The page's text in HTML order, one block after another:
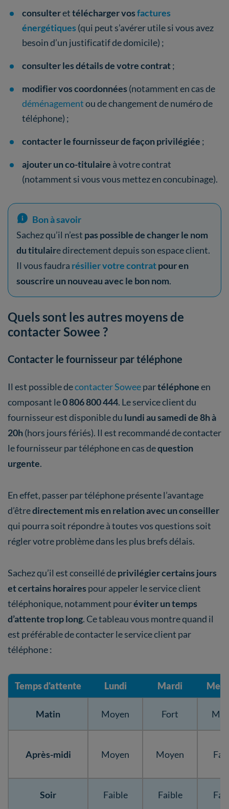
consulterettélécharger vosfactures
énergétiques (qui peut s’avérer utile si vous avez
besoin d’un justificatif de domicile) ;
consulter les détails de votre contrat;
modifier vos coordonnées (notamment en cas de
déménagementou de changement de numéro de
téléphone) ;
contacter le fournisseur de façon privilégiée ;
ajouter un co-titulaire à votre contrat
(notamment si vous vous mettez en concubinage).
Bon à savoir
Sachez qu’il n’est pas possible de changer le nom
du titulaire directement depuis son espace client.
Il vous faudra résilier votre contratpour en
souscrire un nouveau avec le bon nom.
Quels sont les autres moyens de
contacter Sowee ?
Contacter le fournisseur par téléphone
Il est possible decontacter Soweepartéléphoneen
composant le0 806 800 444. Le service client du
fournisseur est disponible du lundi au samedi de 8h à
20h(hors jours fériés). Il est recommandé de contacter
le fournisseur par téléphone en cas dequestion
urgente.
En effet, passer par téléphone présente l’avantage
d’êtredirectement mis en relation avec un conseiller
qui pourra soit répondre à toutes vos questions soit
régler votre problème dans les plus brefs délais.
Sachez qu’il est conseillé deprivilégier certains jours
et certains horaires pour appeler le service client
téléphonique, notamment pouréviter un temps
d’attente trop long. Ce tableau vous montre quand il
est préférable de contacter le service client par
téléphone :
Temps d'attente Lundi Mardi
Matin Moyen Fort
Après-midi Moyen Moyen
Soir Faible Faible